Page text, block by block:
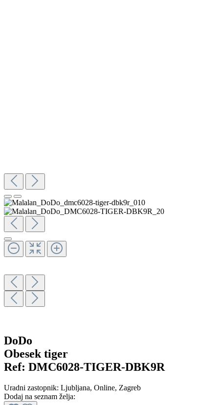
DoDo
Obesek tiger
Ref: DMC6028-TIGER-DBK9R
Uradni zastopnik: Ljubljana, Online, Zagreb
Dodaj na seznam želja: